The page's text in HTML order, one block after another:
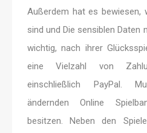
Außerdem hat es bewiesen,
sind und Die sensiblen Daten
wichtig, nach ihrer
eine Vielzahl von
einschließlich PayPal.
ändernden Online
besitzen. Neben den